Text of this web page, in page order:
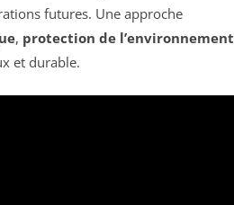
futures. Une approche
, protection de l’environnement
et durable.